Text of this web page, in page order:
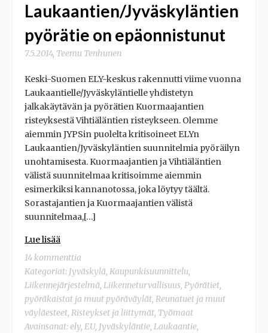
Laukaantien/Jyväskyläntien
pyörätie on epäonnistunut
7.5.2014, Teemu Tenhunen
Keski-Suomen ELY-keskus rakennutti viime vuonna
Laukaantielle/Jyväskyläntielle yhdistetyn
jalkakäytävän ja pyörätien Kuormaajantien
risteyksestä Vihtiäläntien risteykseen. Olemme
aiemmin JYPSin puolelta kritisoineet ELYn
Laukaantien/Jyväskyläntien suunnitelmia pyöräilyn
unohtamisesta. Kuormaajantien ja Vihtiäläntien
välistä suunnitelmaa kritisoimme aiemmin
esimerkiksi kannanotossa, joka löytyy täältä.
Sorastajantien ja Kuormaajantien välistä
suunnitelmaa,[…]
Lue lisää
14 kommenttia
Kategoriat: Jyväskylä, Kaupunkisuunnittelu,
Liikennejärjestelmä, Liikenneturvallisuus, Pyörätiet,
pyöräkaistat ja muut pyöräväylät, Reunatuet ja muut
väyläesteet, Risteykset ja liittymät, Työmaat
Avainsanat:ely, EU, Jyväskyläntie, Laukaantie,